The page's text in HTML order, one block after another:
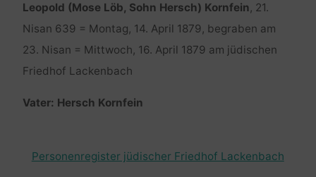
Leopold (Mose Löb, Sohn Hersch) Kornfein, 21.
Nisan 639 = Montag, 14. April 1879, begraben am
23. Nisan = Mittwoch, 16. April 1879 am jüdischen
Friedhof Lackenbach
Vater: Hersch Kornfein
Personenregister jüdischer Friedhof Lackenbach